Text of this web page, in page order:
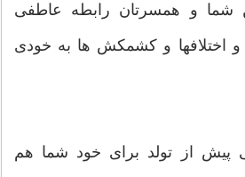
شما و همسرتان رابطه عاطفی
اختلافها و کشمکش ها به خودی
پیش از تولد برای خود شما هم